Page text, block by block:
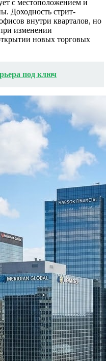
с местоположением и
Доходность стрит-
внутри кварталов, но
изменении
новых торговых
под ключ